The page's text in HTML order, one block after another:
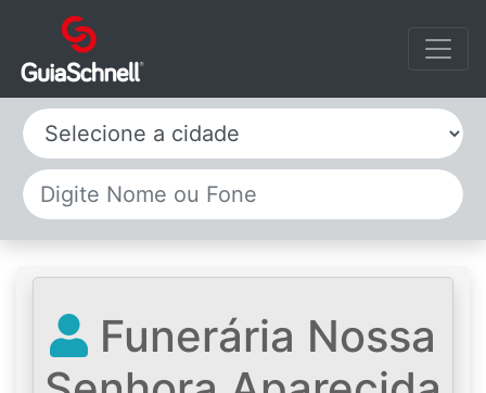
Selecione a cidade
Funerária Nossa